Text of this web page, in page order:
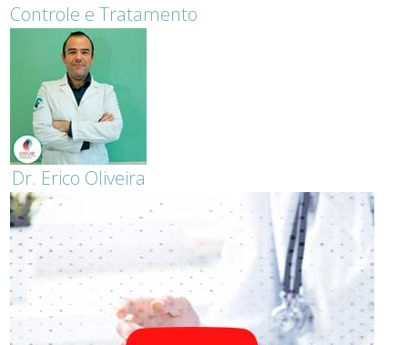
Controle e Tratamento
Dr. Erico Oliveira